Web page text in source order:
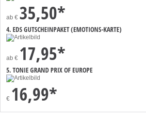
ab € 35,50*
4. EDS GUTSCHEINPAKET (EMOTIONS-KARTE)
ab € 17,95*
5. TONIE GRAND PRIX OF EUROPE
€ 16,99*